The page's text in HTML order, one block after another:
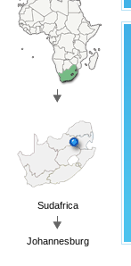
Sudafrica
Johannesburg